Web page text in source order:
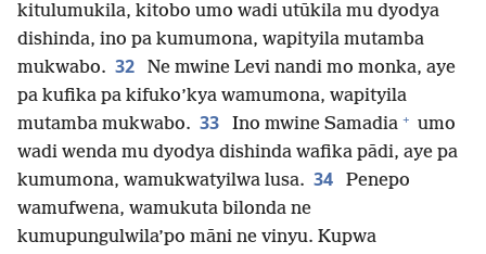
kitulumukila, kitobo umo wadi utūkila mu dyodya
dishinda, ino pa kumumona, wapityila mutamba
mukwabo. 32
Ne mwine Levi nandi mo monka, aye
pa kufika pa kifuko’kya wamumona, wapityila
mutamba mukwabo. 33 Ino mwine Samadia + umo
wadi wenda mu dyodya dishinda wafika pādi, aye pa
kumumona, wamukwatyilwa lusa. 34
Penepo
wamufwena, wamukuta bilonda ne
kumupungulwila’po māni ne vinyu. Kupwa